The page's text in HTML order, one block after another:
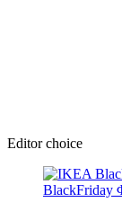
Editor choice